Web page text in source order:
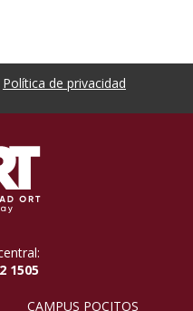
Política de privacidad
1505
CAMPUS POCITOS